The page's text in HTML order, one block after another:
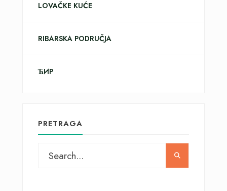
LOVAČKE KUĆE
RIBARSKA PODRUČJA
ЋИР
PRETRAGA